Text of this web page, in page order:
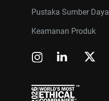
Pustaka Sumber Daya
Keamanan Produk